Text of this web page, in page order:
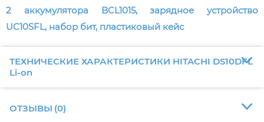
2 аккумулятора BCL1015, зарядное устройство
UC10SFL, набор бит, пластиковый кейс
ТЕХНИЧЕСКИЕ ХАРАКТЕРИСТИКИ HITACHI DS10DFL
Li-on
ОТЗЫВЫ (0)